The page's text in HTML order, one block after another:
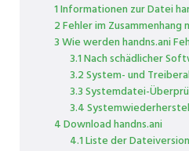
1 Informationen zur Datei
2 Fehler im Zusammenhang
3 Wie werden handns.ani
3.1 Nach schädlicher
3.2 System- und
3.3 Systemdatei-
3.4
4 Download handns.ani
4.1 Liste der